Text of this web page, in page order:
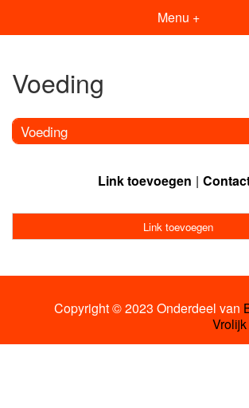
Menu +
Voeding
Voeding
Link toevoegen
Link toevoegen
Copyright © 2023 Onderdeel van